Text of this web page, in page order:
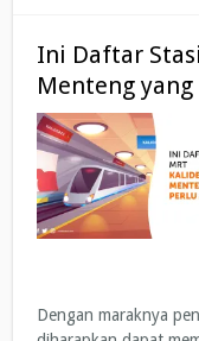
Ini Daftar
Menteng
Dengan maraknya